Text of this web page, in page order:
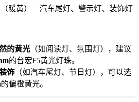
暖黄） 汽车尾灯、警示灯、装饰灯
的黄光 （如阅读灯、氛围灯），建议
的台宏F5黄光灯珠。
饰 （如汽车尾灯、节日灯），可以选
的偏橙黄光。